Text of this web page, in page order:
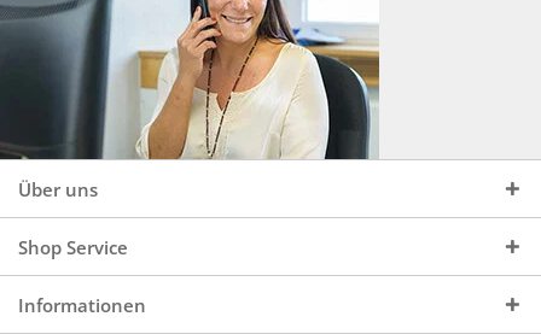
Über uns
Shop Service
Informationen